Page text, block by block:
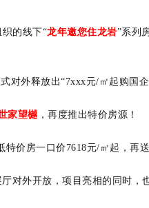
的线下“龙年邀您住龙岩”系列
式对外释放出“7xxx元/㎡起购国
家望樾 ，再度推出特价房源！
特价房一口价7618元/㎡起，再
厅对外开放，项目亮相的同时，